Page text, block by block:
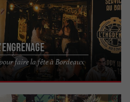
faire la fête à Bordeaux